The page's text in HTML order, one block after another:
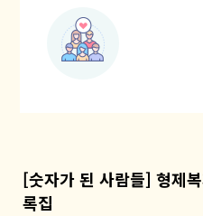
[숫자가 된 사람들] 형제
록집